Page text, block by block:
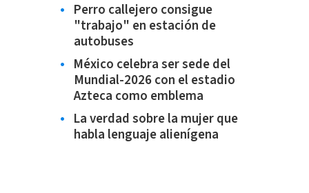
Perro callejero consigue
"trabajo" en estación de
autobuses
México celebra ser sede del
Mundial-2026 con el estadio
Azteca como emblema
La verdad sobre la mujer que
habla lenguaje alienígena